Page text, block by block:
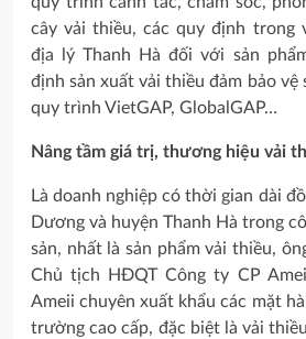
cây vải thiều, các quy định trong
địa lý Thanh Hà đối với sản
định sản xuất vải thiều đảm bảo
quy trình VietGAP, GlobalGAP…
Nâng tầm giá trị, thương hiệu vải
Là doanh nghiệp có thời gian dài
Dương và huyện Thanh Hà trong
sản, nhất là sản phẩm vải thiều,
Chủ tịch HĐQT Công ty CP
Ameii chuyên xuất khẩu các mặt
trường cao cấp, đặc biệt là vải